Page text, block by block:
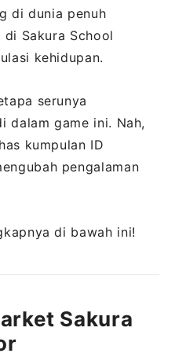
di dunia penuh
Sakura School
kehidupan.
serunya
dalam game ini. Nah,
kumpulan ID
pengalaman
di bawah ini!
Sakura